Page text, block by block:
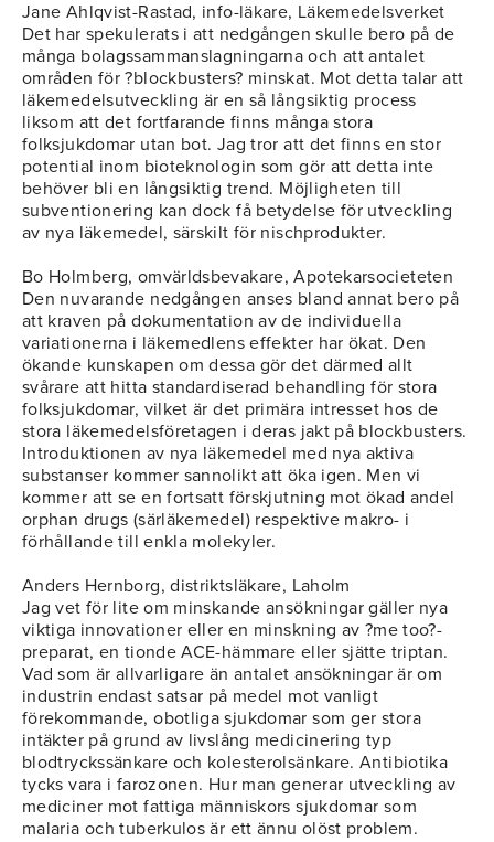
Jane Ahlqvist-Rastad, info-läkare, Läkemedelsverket
Det har spekulerats i att nedgången skulle bero på de
många bolagssammanslagningarna och att antalet
områden för ?blockbusters? minskat. Mot detta talar att
läkemedelsutveckling är en så långsiktig process
liksom att det fortfarande finns många stora
folksjukdomar utan bot. Jag tror att det finns en stor
potential inom bioteknologin som gör att detta inte
behöver bli en långsiktig trend. Möjligheten till
subventionering kan dock få betydelse för utveckling
av nya läkemedel, särskilt för nischprodukter.
Bo Holmberg, omvärldsbevakare, Apotekarsocieteten
Den nuvarande nedgången anses bland annat bero på
att kraven på dokumentation av de individuella
variationerna i läkemedlens effekter har ökat. Den
ökande kunskapen om dessa gör det därmed allt
svårare att hitta standardiserad behandling för stora
folksjukdomar, vilket är det primära intresset hos de
stora läkemedelsföretagen i deras jakt på blockbusters.
Introduktionen av nya läkemedel med nya aktiva
substanser kommer sannolikt att öka igen. Men vi
kommer att se en fortsatt förskjutning mot ökad andel
orphan drugs (särläkemedel) respektive makro- i
förhållande till enkla molekyler.
Anders Hernborg, distriktsläkare, Laholm
Jag vet för lite om minskande ansökningar gäller nya
viktiga innovationer eller en minskning av ?me too?-
preparat, en tionde ACE-hämmare eller sjätte triptan.
Vad som är allvarligare än antalet ansökningar är om
industrin endast satsar på medel mot vanligt
förekommande, obotliga sjukdomar som ger stora
intäkter på grund av livslång medicinering typ
blodtryckssänkare och kolesterolsänkare. Antibiotika
tycks vara i farozonen. Hur man generar utveckling av
mediciner mot fattiga människors sjukdomar som
malaria och tuberkulos är ett ännu olöst problem.